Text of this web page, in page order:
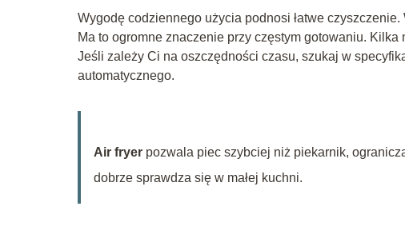
Wygodę codziennego użycia podnosi łatwe
Ma to ogromne znaczenie przy częstym gotowaniu.
Jeśli zależy Ci na oszczędności czasu, szukaj w
automatycznego.
Air fryer pozwala piec szybciej niż piekarnik,
dobrze sprawdza się w małej kuchni.